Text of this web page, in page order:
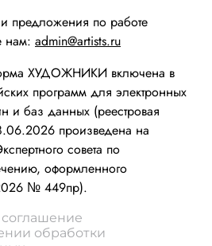
предложения по работе
нам: admin@artists.ru
ХУДОЖНИКИ включена в
программ для электронных
и баз данных (реестровая
произведена на
совета по
оформленного
№ 449пр).
соглашение
обработки